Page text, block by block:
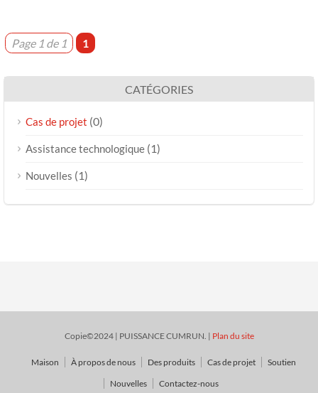
Page 1 de 1 1
CATÉGORIES
Cas de projet (0)
Assistance technologique (1)
Nouvelles (1)
Copie©2024 | PUISSANCE CUMRUN. | Plan du site
Maison À propos de nous Des produits Cas de projet
Soutien
Nouvelles
Contactez-nous